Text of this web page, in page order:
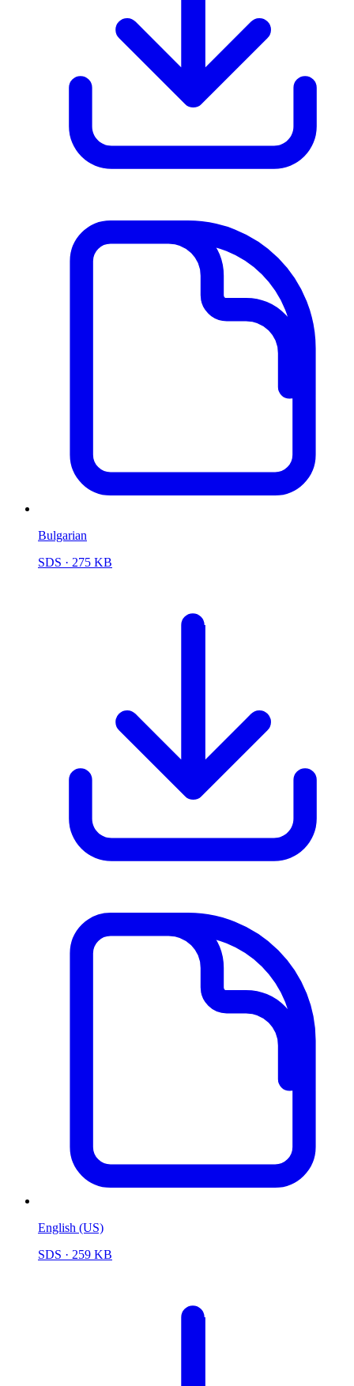
Bulgarian
SDS · 275 KB
English (US)
SDS · 259 KB